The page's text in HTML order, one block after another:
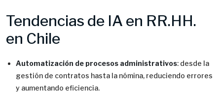
Tendencias de IA en RR.HH.
en Chile
Automatización de procesos administrativos: desde la
gestión de contratos hasta la nómina, reduciendo errores
y aumentando eficiencia.